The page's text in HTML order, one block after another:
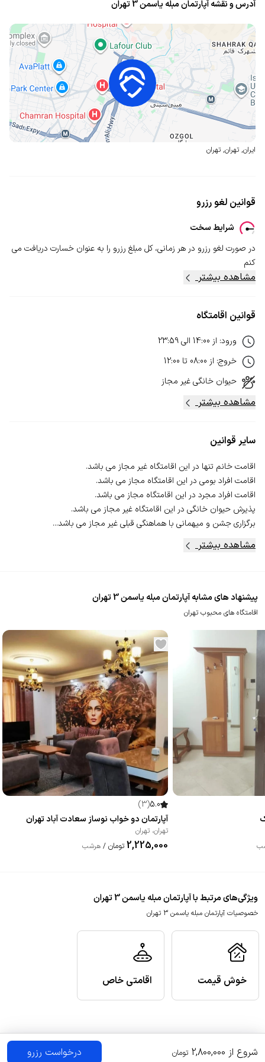
آدرس و نقشه آپارتمان مبله یاسمن 3 تهران
ایران, تهران, تهران
قوانین لغو رزرو
شرایط سخت
در صورت لغو رزرو در هر زمانی، کل مبلغ رزرو را به عنوان خسارت دریافت می
کنم
مشاهده بیشتر
قوانین اقامتگاه
ورود: از 14:00 الی23:59
خروج: از 08:00 تا 12:00
حیوان خانگیغیر مجاز
مشاهده بیشتر
سایر قوانین
برگزاری جشن و میهمانی با هماهنگی قبلی غیر مجاز می باشد...
مشاهده بیشتر
پیشنهاد های مشابه آپارتمان مبله یاسمن 3 تهران
اقامتگاه های محبوب تهران
5.0
(
3
)
آپارتمان دو خواب نوساز سعادت آباد تهران
تهران، تهران
2,225,000 تومان / هرشب
ویژگی‌های مرتبط با آپارتمان مبله یاسمن 3 تهران
خصوصیات آپارتمان مبله یاسمن 3 تهران
خوش قیمت اقامتی خاص
شروع از 2,800,000 تومان درخواست رزرو